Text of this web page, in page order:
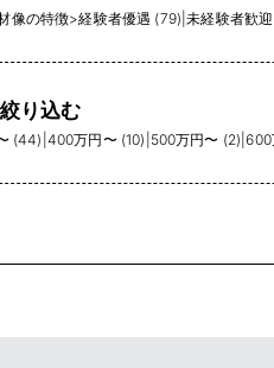
像の特徴>経験者優遇 (79) |未経験者歓
り込む
(44) 400万円〜 (10) 500万円〜 (2) |600